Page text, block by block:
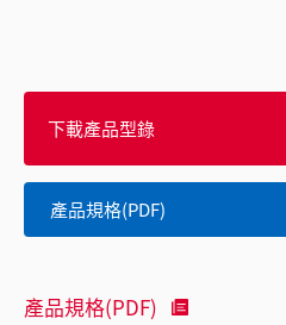
下載產品型錄
產品規格(PDF)
產品規格(PDF)